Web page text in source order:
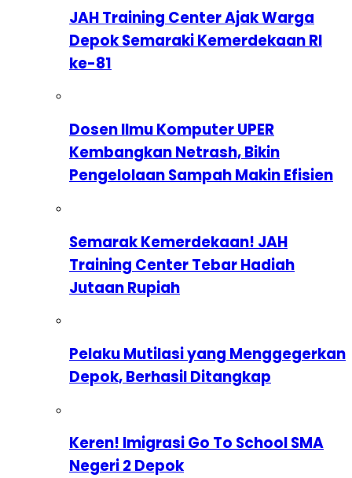
JAH Training Center Ajak Warga
Depok Semaraki Kemerdekaan RI
ke-81
Dosen Ilmu Komputer UPER
Kembangkan Netrash, Bikin
Pengelolaan Sampah Makin Efisien
Semarak Kemerdekaan! JAH
Training Center Tebar Hadiah
Jutaan Rupiah
Pelaku Mutilasi yang Menggegerkan
Depok, Berhasil Ditangkap
Keren! Imigrasi Go To School SMA
Negeri 2 Depok